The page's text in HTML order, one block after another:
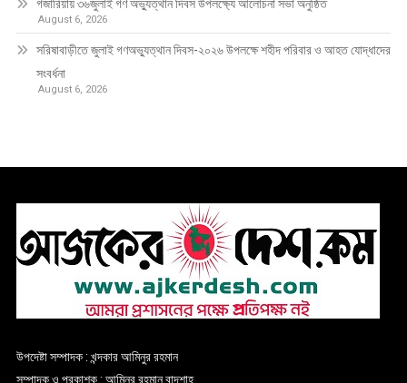
গজারিয়ায় ৩৬জুলাই গণ অভ্যুত্থান দিবস উপলক্ষ্যে আলোচনা সভা অনুষ্ঠিত
August 6, 2026
সরিষাবাড়ীতে জুলাই গণঅভ্যুত্থান দিবস-২০২৬ উপলক্ষে শহীদ পরিবার ও আহত যোদ্ধাদের
সংবর্ধনা
August 6, 2026
উপদেষ্টা সম্পাদক : খন্দকার আমিনুর রহমান
সম্পাদক ও প্রকাশক : আমিনুর রহমান বাদশাহ